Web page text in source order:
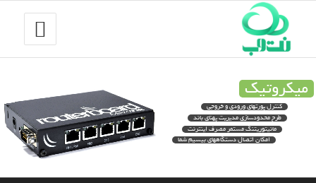
میکروتیک
کنترل پورتهای ورودی و خروجی
طرح محدود‌سازی مدیریت پهنای باند
مانیتوریتنگ مستمر مصرف اینترنت
امکان اتصال دستگاههای بیسیم شما